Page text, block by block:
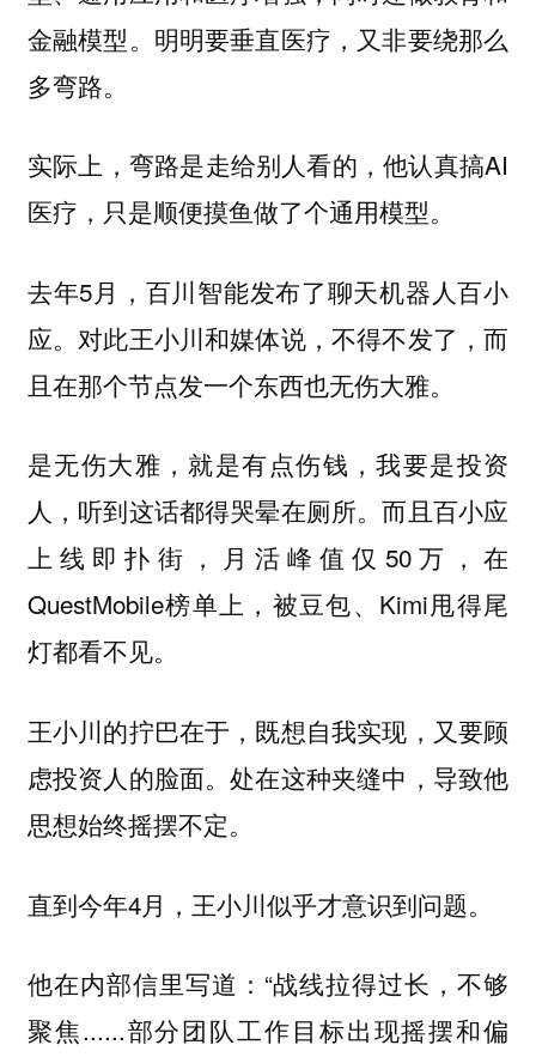
金融模型。明明要垂直医疗，又非要绕那么
多弯路。
实际上，弯路是走给别人看的，他认真搞AI
医疗，只是顺便摸鱼做了个通用模型。
去年5月，百川智能发布了聊天机器人百小
应。对此王小川和媒体说，不得不发了，而
且在那个节点发一个东西也无伤大雅。
是无伤大雅，就是有点伤钱，我要是投资
人，听到这话都得哭晕在厕所。而且百小应
上线即扑街，月活峰值仅50万，在
QuestMobile榜单上，被豆包、Kimi甩得尾
灯都看不见。
王小川的拧巴在于，既想自我实现，又要顾
虑投资人的脸面。处在这种夹缝中，导致他
思想始终摇摆不定。
直到今年4月，王小川似乎才意识到问题。
他在内部信里写道：“战线拉得过长，不够
聚焦......部分团队工作目标出现摇摆和偏